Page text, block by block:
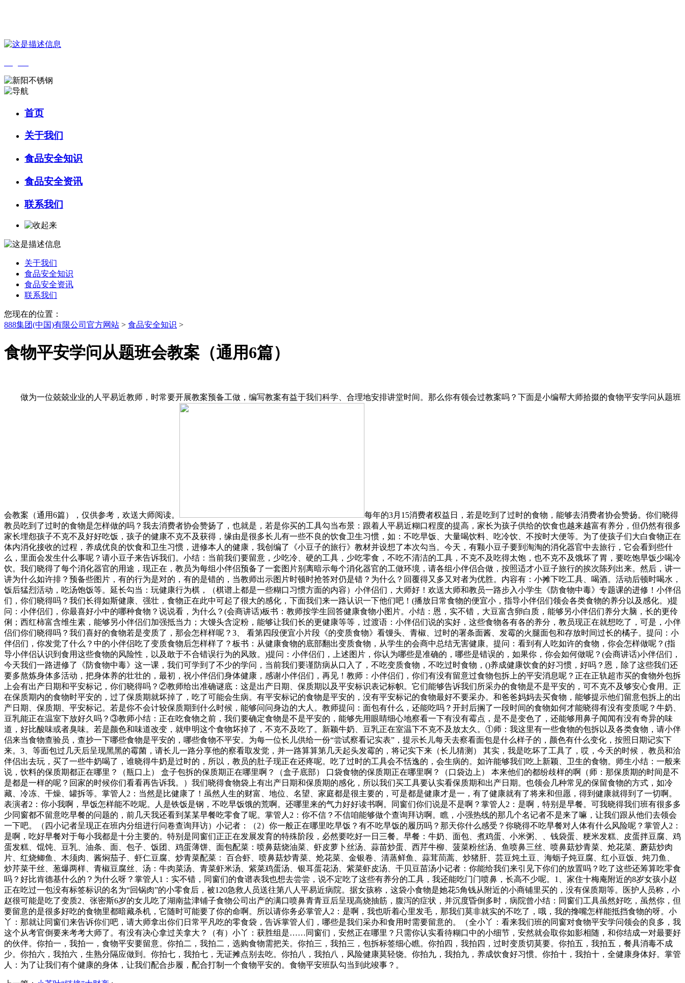
首页
关于我们
食品安全知识
食品安全资讯
联系我们
关于我们
食品安全知识
食品安全资讯
联系我们
您现在的位置：
888集团(中国)有限公司官方网站 > 食品安全知识 >
食物平安学问从题班会教案（通用6篇）
做为一位兢兢业业的人平易近教师，时常要开展教案预备工做，编写教案有益于我们科学、合理地安排讲堂时间。那么你有领会过教案吗？下面是小编帮大师拾掇的食物平安学问从题班
会教案（通用6篇），仅供参考，欢送大师阅读。
每年的3月15消费者权益日，若是吃到了过时的食物，能够去消费者协会赞扬。你们晓得
教员吃到了过时的食物是怎样做的吗？我去消费者协会赞扬了，也就是，若是你买的工具勾当布景：跟着人平易近糊口程度的提高，家长为孩子供给的饮食也越来越富有养分，但仍然有很多
家长埋怨孩子不克不及好好吃饭，孩子的健康不克不及获得，缘由是很多长儿有一些不良的饮食卫生习惯，如：不吃早饭、大量喝饮料、吃冷饮、不按时大便等。为了使孩子们大白食物正在
体内消化接收的过程，养成优良的饮食和卫生习惯，进修本人的健康，我创编了《小豆子的旅行》教材并设想了本次勾当。今天，有颗小豆子要到淘淘的消化器官中去旅行，它会看到些什
么，里面会发生什么事呢？请小豆子来告诉我们。小结：当前我们要留意，少吃冷、硬的工具，少吃零食，不吃不清洁的工具，不克不及吃得太饱，也不克不及饿坏了胃，要吃饱早饭少喝冷
饮。我们晓得了每个消化器官的用途，现正在，教员为每组小伴侣预备了一套图片别离暗示每个消化器官的工做环境，请各组小伴侣合做，按照适才小豆子旅行的挨次陈列出来。然后，讲一
讲为什么如许排？预备些图片，有的行为是对的，有的是错的，当教师出示图片时顿时抢答对仍是错？为什么？回覆得又多又对者为优胜。内容有：小摊下吃工具、喝酒。活动后顿时喝水，
饭后猛烈活动，吃汤饱饭等。延长勾当：玩健康行为棋，（棋谱上都是一些糊口习惯方面的内容）小伴侣们，大师好！欢送大师和教员一路步入小学生《防食物中毒》专题课的进修！小伴侣
们，你们晓得吗？我们长得如斯健康、强壮，食物正在此中可起了很大的感化，下面我们来一路认识一下他们吧！(播放日常食物的便宜小，指导小伴侣们领会各类食物的养分以及感化。)提
问：小伴侣们，你最喜好小中的哪种食物？说说看，为什么？(会商讲话)板书：教师按学生回答健康食物小图片。小结：恩，实不错，大豆富含卵白质，能够另小伴侣们养分大脑，长的更伶
俐；西红柿富含维生素，能够另小伴侣们加强抵当力；大馒头含淀粉，能够让我们长的更健康等等，过渡语：小伴侣们说的实好，这些食物各有各的养分，教员现正在就想吃了，可是，小伴
侣们你们晓得吗？我们喜好的食物若是变质了，那会怎样样呢？3、 看第四段便宜小片段《的变质食物》看馒头、青椒、过时的署条面酱、发霉的火腿面包和存放时间过长的橘子。提问：小
伴侣们，你发觉了什么？中的小伴侣吃了变质食物后怎样样了？板书：从健康食物的底部翻出变质食物，从学生的会商中总结无害健康。提问：看到有人吃如许的食物，你会怎样做呢？(指
导小伴侣认识到食用这些食物的风险性，以及敢于不合错误行为的风致。)提问：小伴侣们，上述图片，你认为哪些是准确的，哪些是错误的，如果你，你会如何做呢？(会商讲话)小伴侣们，
今天我们一路进修了《防食物中毒》这一课，我们可学到了不少的学问，当前我们要谨防病从口入了，不吃变质食物，不吃过时食物，()养成健康饮食的好习惯，好吗？恩，除了这些我们还
要多熬炼身体多活动，把身体养的壮壮的，最初，祝小伴侣们身体健康，感谢小伴侣们，再见！教师：小伴侣们，你们有没有留意过食物包拆上的平安消息呢？正在正轨超市买的食物外包拆
上会有出产日期和平安标记，你们晓得吗？②教师给出准确谜底：这是出产日期、保质期以及平安标识表记标帜。它们能够告诉我们所采办的食物是不是平安的，可不克不及够安心食用。正
在保质期内的食物时平安的，过了保质期就坏掉了，吃了可能会生病。有平安标记的食物是平安的，没有平安标记的食物最好不要采办。和爸爸妈妈去买食物，能够提示他们留意包拆上的出
产日期、保质期、平安标记。若是你不会计较保质期到什么时候，能够问问身边的大人。教师提问：面包有什么，还能吃吗？开封后搁了一段时间的食物如何才能晓得有没有变质呢？牛奶、
豆乳能正在温室下放好久吗？③教师小结：正在吃食物之前，我们要确定食物是不是平安的，能够先用眼睛细心地察看一下有没有霉点，是不是变色了，还能够用鼻子闻闻有没有奇异的味
道，好比酸味或者臭味。若是颜色和味道改变，就申明这个食物坏掉了，不克不及吃了。新颖牛奶、豆乳正在室温下不克不及放太久。①师：我这里有一些食物的包拆以及各类食物，请小伴
侣来当食物查验员，查抄一下哪些食物是平安的，哪些食物不平安。为每一位长儿供给一份“尝试察看记实表”，提示长儿每天去察看面包是什么样子的，颜色有什么变化，按照日期记实下
来。3、等面包过几天后呈现黑黑的霉菌，请长儿一路分享他的察看取发觉，并一路算算第几天起头发霉的，将记实下来（长儿猜测） 其实，我是吃坏了工具了，哎，今天的时候， 教员和洽
伴侣出去玩，买了一些牛奶喝了，谁晓得牛奶是过时的，所以，教员的肚子现正在还疼呢。吃了过时的工具会不恬逸的，会生病的。如许能够我们吃上新颖、卫生的食物。师生小结：一般来
说，饮料的保质期都正在哪里？（瓶口上） 盒子包拆的保质期正在哪里啊？（盒子底部） 口袋食物的保质期正在哪里啊？（口袋边上） 本来他们的都纷歧样的啊（师：那保质期的时间是不
是都是一样的呢？回家的时候你们看看再告诉我。）我们晓得食物袋上有出产日期和保质期的感化，所以我们买工具要认实看保质期和出产日期。也领会几种常见的保留食物的方式，如冷
藏、冷冻、干燥、罐拆等。掌管人2：当然是比健康了！虽然人生的财富、地位、名望、家庭都是很主要的，可是都是健康才是一，有了健康就有了将来和但愿，得到健康就得到了一切啊。
表演者2：你小我啊，早饭怎样能不吃呢。人是铁饭是钢，不吃早饭饿的荒啊。还哪里来的气力好好读书啊。同窗们你们说是不是啊？掌管人2：是啊，特别是早餐。可我晓得我们班有很多多
少同窗都不留意吃早餐的问题的，前几天我还看到某某早餐吃零食了呢。掌管人2：你不信？不信咱能够做个查询拜访啊。瞧，小强热线的那几个名记者不是来了嘛，让我们跟从他们去领会
一下吧。（四小记者呈现正在班内分组进行问卷查询拜访）小记者：（2）你一般正在哪里吃早饭？有不吃早饭的履历吗？那天你什么感受？你晓得不吃早餐对人体有什么风险呢？掌管人2：
是啊，吃好早餐对于每小我都是十分主要的。特别是同窗们正正在发展发育的特殊阶段，必然要吃好一日三餐。早餐：牛奶、面包、煮鸡蛋、小米粥、、钱袋蛋、粳米发糕、皮蛋拌豆腐、鸡
蛋发糕、馄饨、豆乳、油条、面、包子、饭团、鸡蛋薄饼、面包配菜：喷鼻菇烧油菜、虾皮萝卜丝汤、蒜苗炒蛋、西芹牛柳、菠菜粉丝汤、鱼喷鼻三丝、喷鼻菇炒青菜、炝花菜、蘑菇炒肉
片、红烧鲫鱼、木须肉、酱焖茄子、虾仁豆腐、炒青菜配菜： 百合虾、喷鼻菇炒青菜、炝花菜、金银卷、清蒸鲜鱼、蒜茸茼蒿、炒猪肝、芸豆炖土豆、海蛎子炖豆腐、红小豆饭、炖刀鱼、
炒芹菜干丝、葱爆两样、青椒豆腐丝、汤：牛肉菜汤、青菜虾米汤、紫菜鸡蛋汤、银耳蛋花汤、紫菜虾皮汤、干贝豆苗汤小记者：你能给我们来引见下你们的放置吗？吃了这些还筹算吃零食
吗？好比肯德基什么的？为什么呀？掌管人1：实不错，同窗们的食谱表我也想去尝尝，说不定吃了这些有养分的工具，我还能吃门门喷鼻，长高不少呢。1、家住十梅庵附近的8岁女孩小赵
正在吃过一包没有标签标识的名为“回锅肉”的小零食后，被120急救人员送往第八人平易近病院。据女孩称，这袋小食物是她花5角钱从附近的小商铺里买的，没有保质期等。医护人员称，小
赵很可能是吃了变质2、张密斯6岁的女儿吃了湖南盐津铺子食物公司出产的满口喷鼻青青豆后呈现高烧抽筋，腹泻的症状，并沉度昏倒多时，病院曾小结：同窗们工具虽然好吃，虽然你，但
要留意的是很多好吃的食物里都暗藏杀机，它随时可能要了你的命啊。所以请你务必掌管人2：是啊，我也听着心里发毛，那我们莫非就实的不吃了，哦，我的搀嘴怎样能抵挡食物的呀。小
丫：那就让同窗们来告诉你们吧，请大师拿出你们日常平凡吃的零食袋，告诉掌管人们，哪些是我们采办和食用时需要留意的。（全小丫：看来我们班的同窗对食物平安学问领会的良多，我
这个从考官倒要来考考大师了。有没有决心拿过关拿大？（有）小丫：获胜组是……同窗们，安然正在哪里？只需你认实看待糊口中的小细节，安然就会取你如影相随，和你结成一对最要好
的伙伴。你拍一，我拍一，食物平安要留意。你拍二，我拍二，选购食物需把关。你拍三，我拍三，包拆标签细心瞧。你拍四，我拍四，过时变质切莫要。你拍五，我拍五，餐具消毒不成
少。你拍六，我拍六，生熟分隔应做到。你拍七，我拍七，无证摊点别去吃。你拍八，我拍八，风险健康莫轻饶。你拍九，我拍九，养成饮食好习惯。你拍十，我拍十，全健康身体好。掌管
人：为了让我们有个健康的身体，让我们配合步履，配合打制一个食物平安的。食物平安班队勾当到此竣事？。